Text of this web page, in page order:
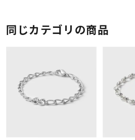
同じカテゴリの商品